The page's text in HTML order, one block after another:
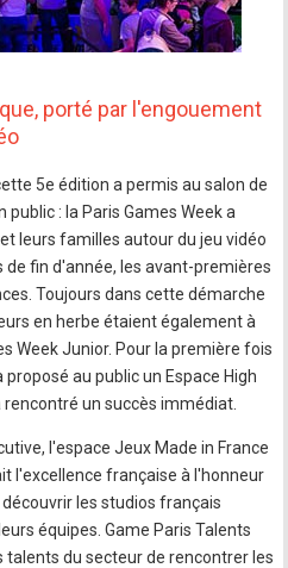
porté par l'engouement
5e édition a permis au salon de
: la Paris Games Week a
leurs familles autour du jeu vidéo
fin d'année, les avant-premières
Toujours dans cette démarche
en herbe étaient également à
Week Junior. Pour la première fois
proposé au public un Espace High
un succès immédiat.
l'espace Jeux Made in France
l'excellence française à l'honneur
les studios français
équipes. Game Paris Talents
du secteur de rencontrer les